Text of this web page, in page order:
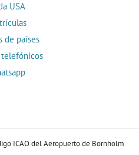
USA
de países
ICAO del Aeropuerto de Bornholm